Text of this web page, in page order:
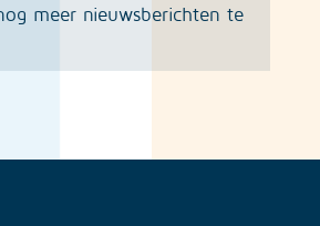
meer nieuwsberichten te